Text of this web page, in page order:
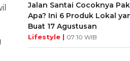
Jalan Santai Cocoknya
Apa? Ini 6 Produk Lokal
Buat 17 Agustusan
Lifestyle | 07:10 WIB